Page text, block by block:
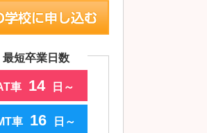
最短卒業日数
車 14 日～
車 16 日～